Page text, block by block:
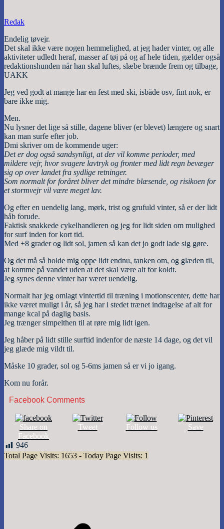
Redak
Endelig tøvejr.
Det skal ikke være nogen hemmelighed, at jeg hader vinter, og alle
aktiviteter udledt heraf, masser af tøj på og af hele tiden, gælder også
redaktionshunden når han skal luftes, slæbe brænde frem og tilbage,
UAKK
Jeg ved godt at mange har en fest med ski, isbåde osv, fint nok, er
bare ikke mig.
Men.
Nu lysner det lige så stille, dagene bliver (er blevet) længere og snart
kan man surfe efter job.
Dmi skriver om de kommende uger:
Det er dog også sandsynligt, at der vil komme perioder, med
mildere vejr, hvor svagere lavtryk og fronter med lidt regn bevæger
sig op over landet fra sydlige retninger.
Som normalt for foråret bliver det mindre blæsende, og risikoen for
et stormvejr vil være meget lav.
Og efter en uendelig lang, mørk, trist og grufuld vinter, så er der lidt
håb forude.
Faktisk snakkede cykelhandleren og jeg for lidt siden om mulighed
for surf inden for kort tid.
Med +8 grader og lidt sol, jamen så kan det jo godt lade sig gøre.
Og det må så holde mig oppe lidt endnu, tanken om, og glæden til,
at komme på vandet uden at det skal være alt for koldt.
Jeg synes denne vinter har været uendelig.
Normalt har jeg omlagt vintertid til træning i motionscenter, dette har
ikke været muligt i år, så jeg har i stedet trænet indtagelse af alt for
mange kcal på daglig basis.
Jeg trænger simpelthen til at røre mig lidt igen.
Jeg håber på lidt stille surftid indenfor de næste 14 dage, og det vil
jeg glæde mig vildt til.
Måske 10 grader, sol og 5-6ms jamen så er vi jo igang.
Kom nu forår.
Facebook Comments
Share on
Facebook
Tweet Follow us Save
946
Total Page Visits: 1653 - Today Page Visits: 1